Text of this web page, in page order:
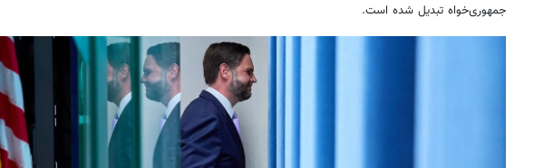
جمهوری‌خواه تبدیل شده است.